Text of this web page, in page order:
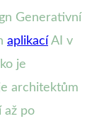
Generativní
aplikací AI v
je
architektům
až po